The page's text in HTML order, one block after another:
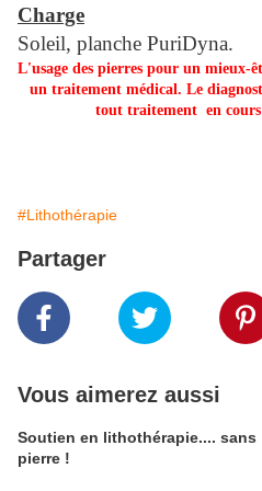
Charge
Soleil, planche PuriDyna.
L'usage des pierres pour un mieux-
un traitement médical. Le
tout traitement en
#Lithothérapie
Partager
Vous aimerez aussi
Soutien en lithothérapie.... sans
pierre !